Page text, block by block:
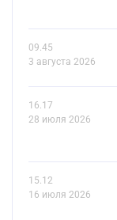
09.45
3 августа 2026
16.17
28 июля 2026
15.12
16 июля 2026